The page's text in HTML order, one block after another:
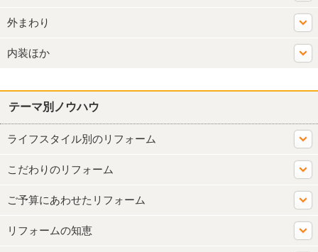
外まわり
内装ほか
テーマ別ノウハウ
ライフスタイル別のリフォーム
こだわりのリフォーム
ご予算にあわせたリフォーム
リフォームの知恵